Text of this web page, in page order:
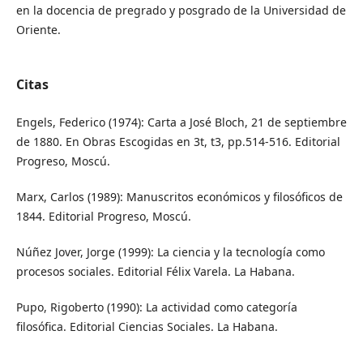
en la docencia de pregrado y posgrado de la Universidad de
Oriente.
Citas
Engels, Federico (1974): Carta a José Bloch, 21 de septiembre
de 1880. En Obras Escogidas en 3t, t3, pp.514-516. Editorial
Progreso, Moscú.
Marx, Carlos (1989): Manuscritos económicos y filosóficos de
1844. Editorial Progreso, Moscú.
Núñez Jover, Jorge (1999): La ciencia y la tecnología como
procesos sociales. Editorial Félix Varela. La Habana.
Pupo, Rigoberto (1990): La actividad como categoría
filosófica. Editorial Ciencias Sociales. La Habana.